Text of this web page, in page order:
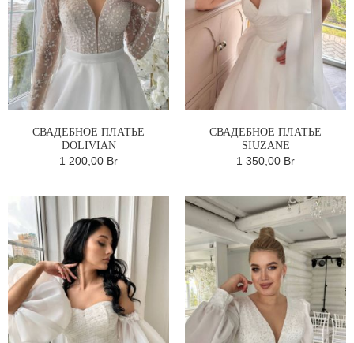
СВАДЕБНОЕ ПЛАТЬЕ
DOLIVIAN
1 200,00 Br
СВАДЕБНОЕ ПЛАТЬЕ
SIUZANE
1 350,00 Br